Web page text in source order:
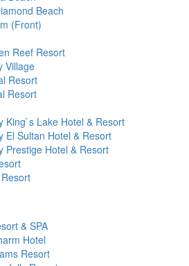
Beach
(Front)
Reef Resort
Village
Resort
Resort
King`s Lake Hotel & Resort
El Sultan Hotel & Resort
Prestige Hotel & Resort
& SPA
Hotel
Resort